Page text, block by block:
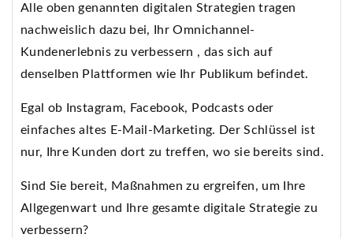
Alle oben genannten digitalen Strategien tragen
nachweislich dazu bei, Ihr Omnichannel-
Kundenerlebnis zu verbessern , das sich auf
denselben Plattformen wie Ihr Publikum befindet.
Egal ob Instagram, Facebook, Podcasts oder
einfaches altes E-Mail-Marketing. Der Schlüssel ist
nur, Ihre Kunden dort zu treffen, wo sie bereits sind.
Sind Sie bereit, Maßnahmen zu ergreifen, um Ihre
Allgegenwart und Ihre gesamte digitale Strategie zu
verbessern?